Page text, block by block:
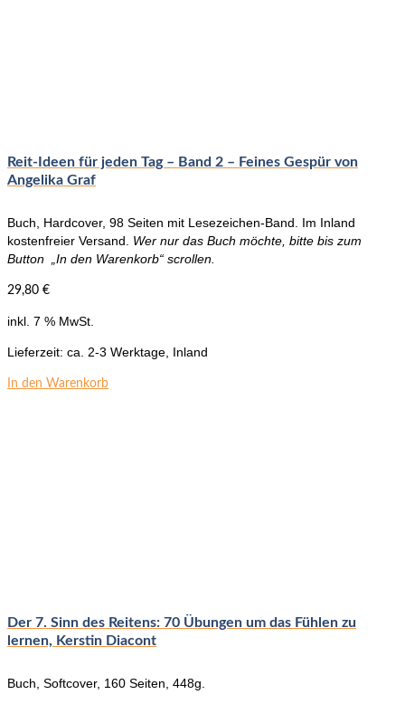
Reit-Ideen für jeden Tag – Band 2 – Feines Gespür von
Angelika Graf
Buch, Hardcover, 98 Seiten mit Lesezeichen-Band. Im Inland
kostenfreier Versand. Wer nur das Buch möchte, bitte bis zum
Button „In den Warenkorb“ scrollen.
29,80 €
inkl. 7 % MwSt.
Lieferzeit: ca. 2-3 Werktage, Inland
In den Warenkorb
Der 7. Sinn des Reitens: 70 Übungen um das Fühlen zu
lernen, Kerstin Diacont
Buch, Softcover, 160 Seiten, 448g.